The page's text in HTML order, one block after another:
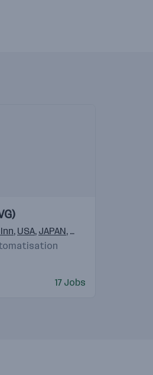
, USA, JAPAN, KOREA
17 Jobs